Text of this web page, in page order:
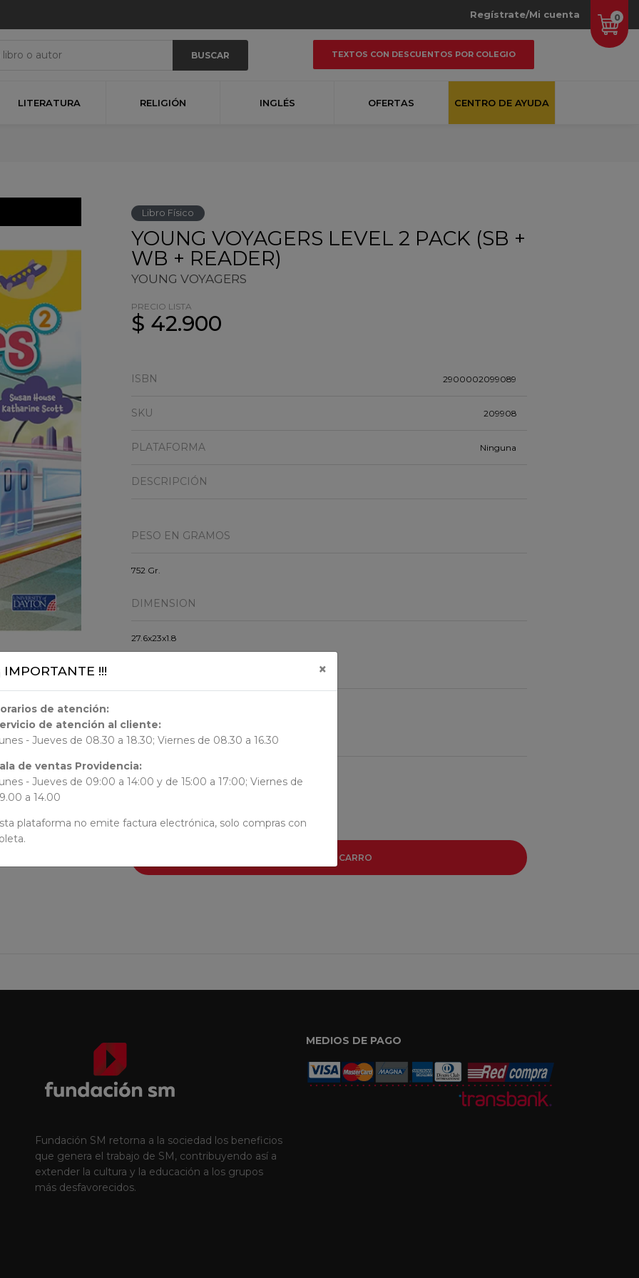
0
Regístrate/Mi cuenta
BUSCAR TEXTOS CON DESCUENTOS POR COLEGIO
LITERATURA RELIGIÓN INGLÉS OFERTAS CENTRO DE AYUDA
Libro Físico
YOUNG VOYAGERS LEVEL 2 PACK (SB +
WB + READER)
YOUNG VOYAGERS
PRECIO LISTA
$ 42.900
ISBN 2900002099089
SKU 209908
PLATAFORMA Ninguna
DESCRIPCIÓN
PESO EN GRAMOS
752 Gr.
DIMENSION
27.6x23x1.8
AUTORES
AÑADIR AL CARRO
Fundación SM retorna a la sociedad los beneficios
que genera el trabajo de SM, contribuyendo así a
extender la cultura y la educación a los grupos
más desfavorecidos.
MEDIOS DE PAGO
IMPORTANTE !!! ×
de atención:
de atención al cliente:
- Jueves de 08.30 a 18.30; Viernes de 08.30 a 16.30
de ventas Providencia:
- Jueves de 09:00 a 14:00 y de 15:00 a 17:00; Viernes de
a 14.00
plataforma no emite factura electrónica, solo compras con